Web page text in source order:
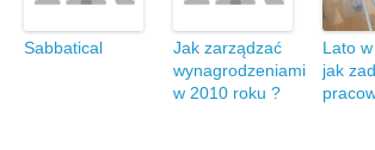
Sabbatical
Jak zarządzać
wynagrodzeniami
w 2010 roku ?
Lato
jak